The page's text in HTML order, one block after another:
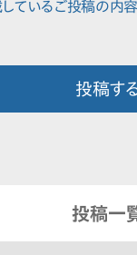
投稿す
投稿一